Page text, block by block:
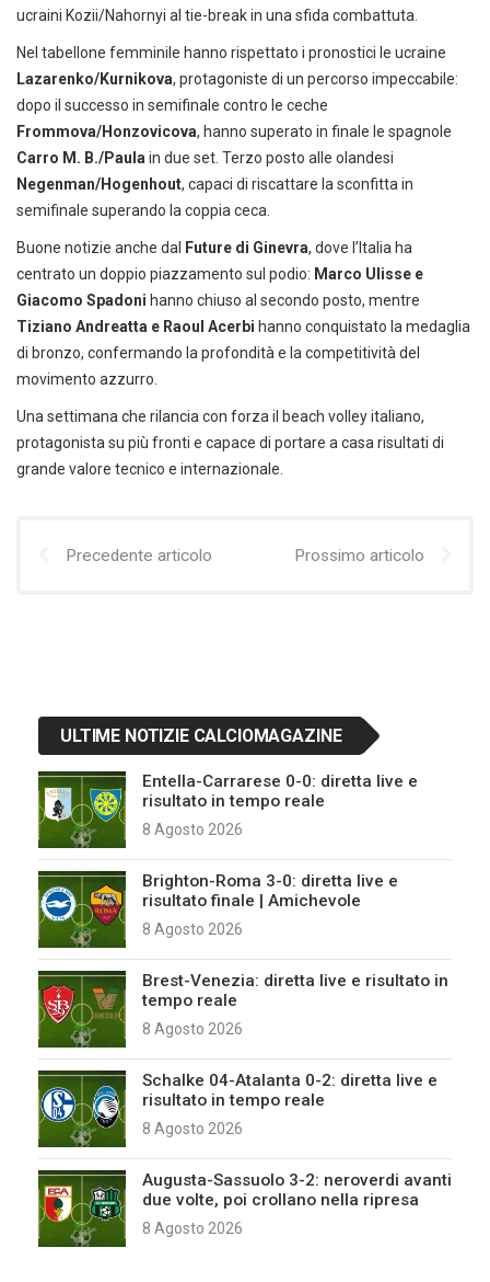
ucraini Kozii/Nahornyi al tie-break in una sfida combattuta.
Nel tabellone femminile hanno rispettato i pronostici le ucraine
Lazarenko/Kurnikova, protagoniste di un percorso impeccabile:
dopo il successo in semifinale contro le ceche
Frommova/Honzovicova, hanno superato in finale le spagnole
Carro M. B./Paula in due set. Terzo posto alle olandesi
Negenman/Hogenhout, capaci di riscattare la sconfitta in
semifinale superando la coppia ceca.
Buone notizie anche dal Future di Ginevra, dove l’Italia ha
centrato un doppio piazzamento sul podio: Marco Ulisse e
Giacomo Spadoni hanno chiuso al secondo posto, mentre
Tiziano Andreatta e Raoul Acerbi hanno conquistato la medaglia
di bronzo, confermando la profondità e la competitività del
movimento azzurro.
Una settimana che rilancia con forza il beach volley italiano,
protagonista su più fronti e capace di portare a casa risultati di
grande valore tecnico e internazionale.
Precedente articolo Prossimo articolo
ULTIME NOTIZIE CALCIOMAGAZINE
Entella-Carrarese 0-0: diretta live e
risultato in tempo reale
8 Agosto 2026
Brighton-Roma 3-0: diretta live e
risultato finale | Amichevole
8 Agosto 2026
Brest-Venezia: diretta live e risultato in
tempo reale
8 Agosto 2026
Schalke 04-Atalanta 0-2: diretta live e
risultato in tempo reale
8 Agosto 2026
Augusta-Sassuolo 3-2: neroverdi avanti
due volte, poi crollano nella ripresa
8 Agosto 2026